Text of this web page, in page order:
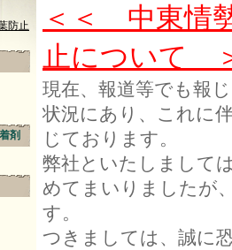
防止
剤
＜＜ 中東情
止について
現在、報道等でも報
状況にあり、これに
じております。
弊社といたしまして
めてまいりましたが
す。
つきましては、誠に